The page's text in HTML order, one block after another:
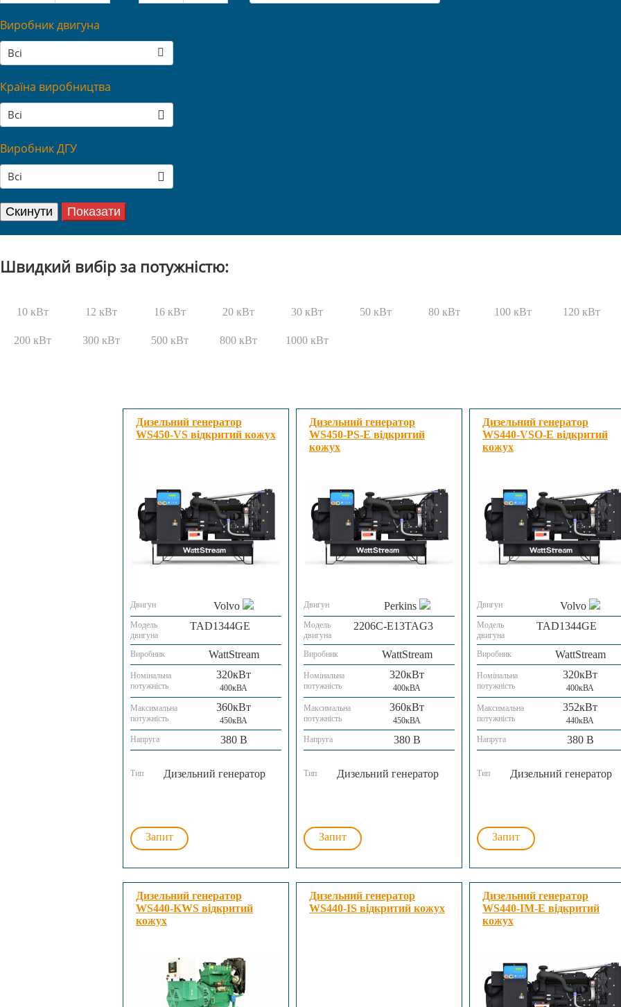
Виробник двигуна
Всі
Країна виробництва
Всі
Виробник ДГУ
Всі
Швидкий вибір за потужністю:
10 кВт 12 кВт 16 кВт 20 кВт 30 кВт 50 кВт 80 кВт 100 кВт 120 кВт
200 кВт 300 кВт 500 кВт 800 кВт 1000 кВт
Дизельний генератор
WS450-VS відкритий кожух
Двигун Volvo
Модель
двигуна
TAD1344GE
Виробник WattStream
Номінальна
потужність
320кВт
400кВА
Максимальна
потужність
360кВт
450кВА
Напруга
380 В
Тип Дизельний генератор
Запит
Дизельний генератор
WS450-PS-E відкритий
кожух
Двигун Perkins
Модель
двигуна
2206C-E13TAG3
Виробник WattStream
Номінальна
потужність
320кВт
400кВА
Максимальна
потужність
360кВт
450кВА
Напруга
380 В
Тип Дизельний генератор
Запит
Дизельний генератор
WS440-VSO-E відкритий
кожух
Двигун Volvo
Модель
двигуна
TAD1344GE
Виробник WattStream
Номінальна
потужність
320кВт
400кВА
Максимальна
потужність
352кВт
440кВА
Напруга
380 В
Тип Дизельний генератор
Запит
Дизельний генератор
WS440-KWS відкритий
кожух
Дизельний генератор
WS440-IS відкритий кожух
Дизельний генератор
WS440-IM-E відкритий
кожух